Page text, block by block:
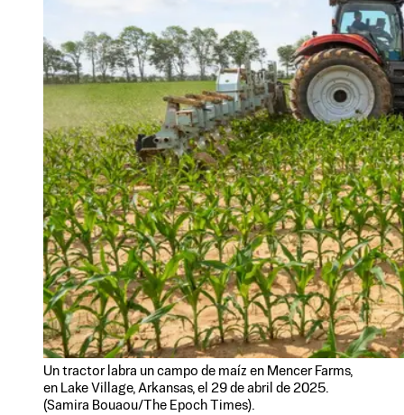
Un tractor labra un campo de maíz en Mencer Farms,
en Lake Village, Arkansas, el 29 de abril de 2025.
(Samira Bouaou/The Epoch Times).